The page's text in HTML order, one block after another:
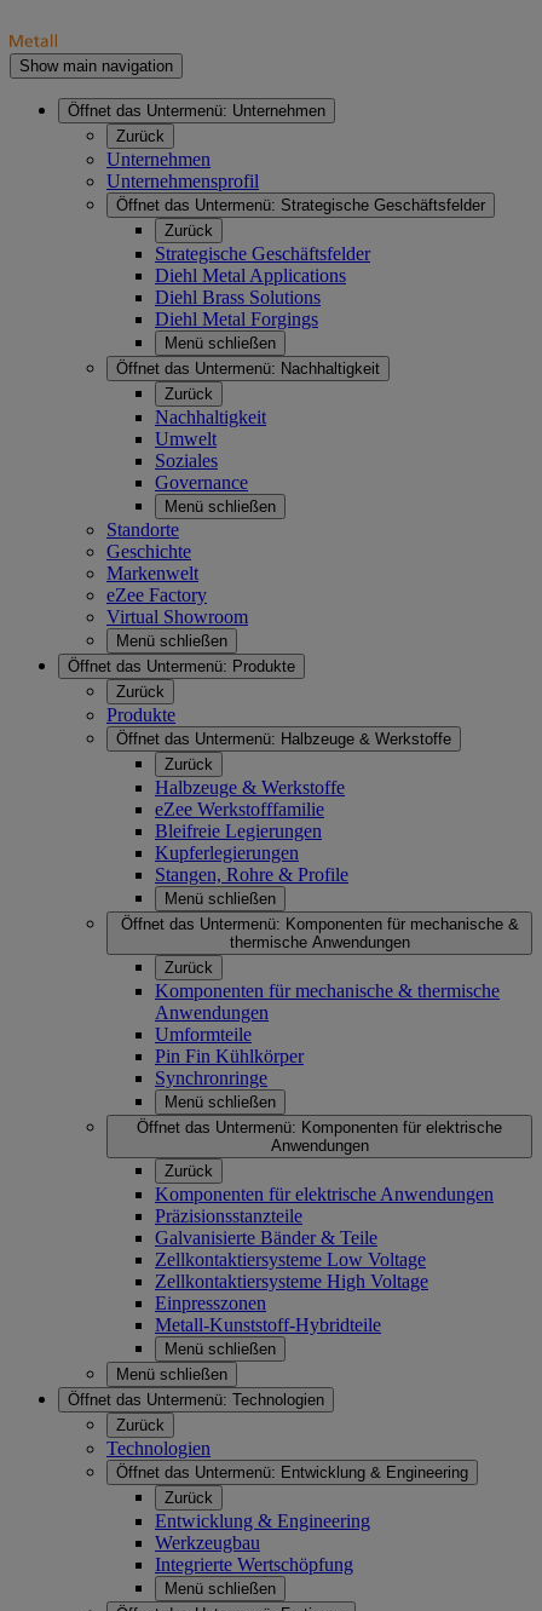
Show main navigation
Öffnet das Untermenü: Unternehmen
Zurück
Unternehmen
Unternehmensprofil
Öffnet das Untermenü: Strategische Geschäftsfelder
Zurück
Strategische Geschäftsfelder
Diehl Metal Applications
Diehl Brass Solutions
Diehl Metal Forgings
Menü schließen
Öffnet das Untermenü: Nachhaltigkeit
Zurück
Nachhaltigkeit
Umwelt
Soziales
Governance
Menü schließen
Standorte
Geschichte
Markenwelt
eZee Factory
Virtual Showroom
Menü schließen
Öffnet das Untermenü: Produkte
Zurück
Produkte
Öffnet das Untermenü: Halbzeuge & Werkstoffe
Zurück
Halbzeuge & Werkstoffe
eZee Werkstofffamilie
Bleifreie Legierungen
Kupferlegierungen
Stangen, Rohre & Profile
Menü schließen
Öffnet das Untermenü: Komponenten für mechanische &
thermische Anwendungen
Zurück
Komponenten für mechanische & thermische
Anwendungen
Umformteile
Pin Fin Kühlkörper
Synchronringe
Menü schließen
Öffnet das Untermenü: Komponenten für elektrische
Anwendungen
Zurück
Komponenten für elektrische Anwendungen
Präzisionsstanzteile
Galvanisierte Bänder & Teile
Zellkontaktiersysteme Low Voltage
Zellkontaktiersysteme High Voltage
Einpresszonen
Metall-Kunststoff-Hybridteile
Menü schließen
Menü schließen
Öffnet das Untermenü: Technologien
Zurück
Technologien
Öffnet das Untermenü: Entwicklung & Engineering
Zurück
Entwicklung & Engineering
Werkzeugbau
Integrierte Wertschöpfung
Menü schließen